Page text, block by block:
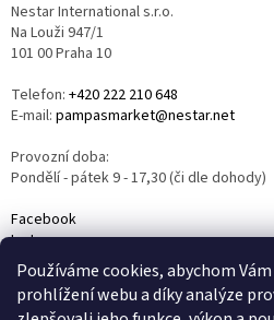
Používáme cookies, abychom
prohlížení webu a díky analýze
Nestar International s.r.o.
Na Louži 947/1
101 00 Praha 10
Telefon: +420 222 210 648
E-mail: pampasmarket@nestar.net
Provozní doba:
Pondělí - pátek 9 - 17,30 (či dle dohody)
Facebook
Instagram
YouTube